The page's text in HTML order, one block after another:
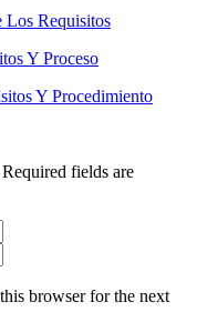
Los Requisitos
Y Proceso
Y Procedimiento
Required fields are
browser for the next